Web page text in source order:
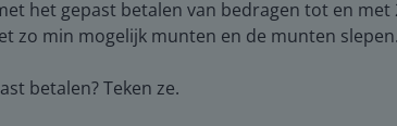
het gepast betalen van bedragen tot en
zo min mogelijk munten en de munten slepen.
betalen? Teken ze.